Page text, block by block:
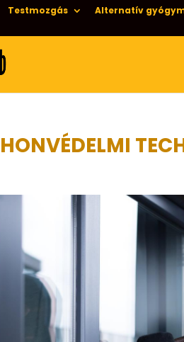
Testmozgás Alternatív